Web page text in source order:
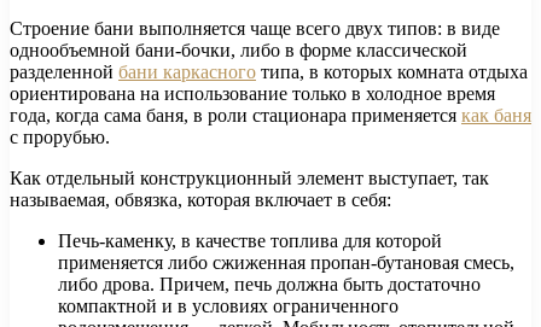
Строение бани выполняется чаще всего двух типов: в виде
однообъемной бани-бочки, либо в форме классической
разделенной бани каркасного типа, в которых комната отдыха
ориентирована на использование только в холодное время
года, когда сама баня, в роли стационара применяется как баня
с прорубью.
Как отдельный конструкционный элемент выступает, так
называемая, обвязка, которая включает в себя:
Печь-каменку, в качестве топлива для которой
применяется либо сжиженная пропан-бутановая смесь,
либо дрова. Причем, печь должна быть достаточно
компактной и в условиях ограниченного